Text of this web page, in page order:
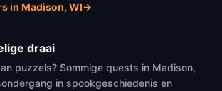
in Madison, WI→
draai
puzzels? Sommige quests in Madison,
in spookgeschiedenis en